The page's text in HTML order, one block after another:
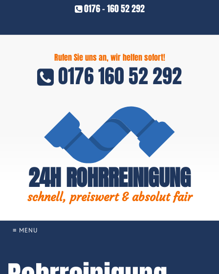
0176 - 160 52 292
Rufen Sie uns an, wir helfen sofort!
0176 160 52 292
24H ROHRREINIGUNG
schnell, preiswert & absolut fair
≡ MENU